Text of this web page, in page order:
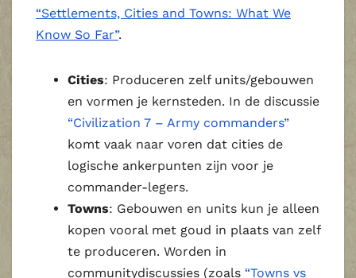
“Settlements, Cities and Towns: What We
Know So Far”.
Cities: Produceren zelf units/gebouwen
en vormen je kernsteden. In de discussie
“Civilization 7 – Army commanders”
komt vaak naar voren dat cities de
logische ankerpunten zijn voor je
commander‑legers.
Towns: Gebouwen en units kun je alleen
kopen vooral met goud in plaats van zelf
te produceren. Worden in
communitydiscussies (zoals “Towns vs